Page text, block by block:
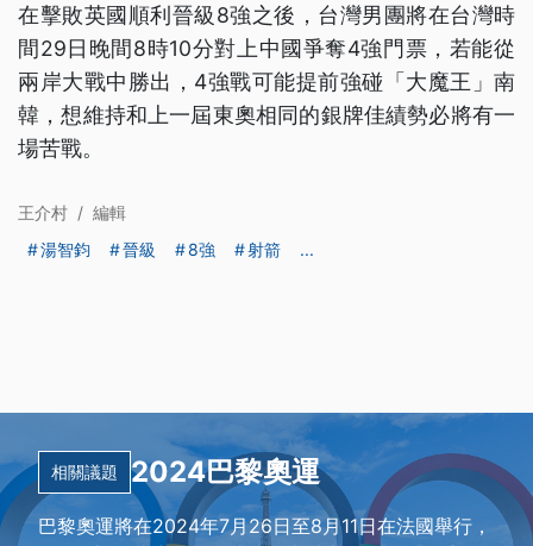
在擊敗英國順利晉級8強之後，台灣男團將在台灣時
間29日晚間8時10分對上中國爭奪4強門票，若能從
兩岸大戰中勝出，4強戰可能提前強碰「大魔王」南
韓，想維持和上一屆東奧相同的銀牌佳績勢必將有一
場苦戰。
王介村 / 編輯
湯智鈞
晉級 8強 射箭 ...
相關議題 2024巴黎奧運
巴黎奧運將在2024年7月26日至8月11日在法國舉行，